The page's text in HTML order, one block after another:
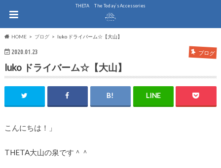
THE.TA The Today`s Accessories
HOME ブログ luko ドライバーム☆【大山】
2020.01.23 ブログ
luko ドライバーム☆【大山】
こんにちは！」
THETA大山の泉です＾＾